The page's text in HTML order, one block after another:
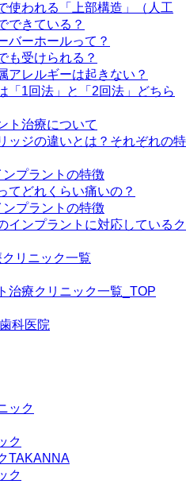
使われる「上部構造」（人工
できている？
バーホールって？
も受けられる？
アレルギーは起きない？
「1回法」と「2回法」どちら
ト治療について
ッジの違いとは？それぞれの特
プラントの特徴
てどれくらい痛いの？
プラントの特徴
インプラントに対応しているク
リニック一覧
治療クリニック一覧_TOP
科医院
ック
ク
TAKANNA
ク